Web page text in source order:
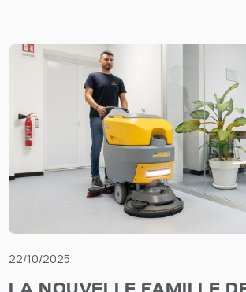
22/10/2025